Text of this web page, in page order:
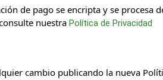
de pago se encripta y se procesa
nuestra Política de Privacidad
cambio publicando la nueva